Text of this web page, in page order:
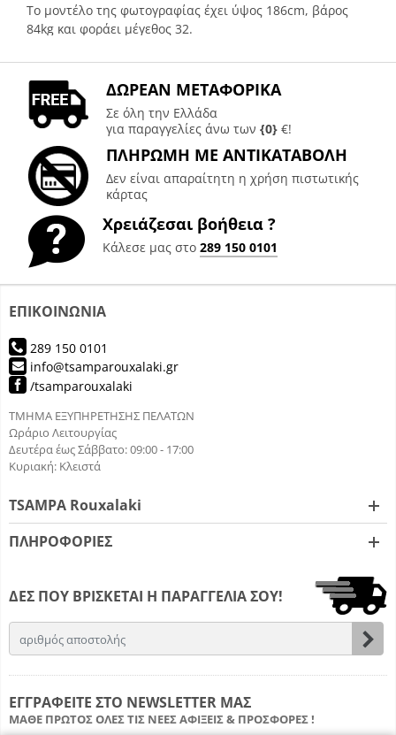
Το μοντέλο της φωτογραφίας έχει ύψος 186cm, βάρος
84kg και φoράει μέγεθος 32.
ΔΙΑΣΤΑΣΕΙΣ ΠΡΟΪΟΝΤΟΣ(σε cm)
ΜΕΓΕΘΟΣ
ΜΕΣΗΜΗΚΟΣ
29
39
96
40
96
31
41
97
32
42
97
33
43
34
44
98
36
46 99
ΔΩΡΕΑΝ ΜΕΤΑΦΟΡΙΚΑ
Σε όλη την Ελλάδα
για παραγγελίες άνω των{0} €!
ΠΛΗΡΩΜΗ ΜΕ ΑΝΤΙΚΑΤΑΒΟΛΗ
Δεν είναι απαραίτητη η χρήση πιστωτικής
κάρτας
Χρειάζεσαι βοήθεια ?
Κάλεσε μας στο289 150 0101
ΕΠΙΚΟΙΝΩΝΙΑ
289 150 0101
info@tsamparouxalaki.gr
/tsamparouxalaki
ΤΜΗΜΑ ΕΞΥΠΗΡΕΤΗΣΗΣ ΠΕΛΑΤΩΝ
Ωράριο Λειτουργίας
Δευτέρα έως Σάββατο: 09:00 - 17:00
Κυριακή: Κλειστά
TSAMPA Rouxalaki
ΠΛΗΡΟΦΟΡΙΕΣ
ΔΕΣ ΠΟΥ ΒΡΙΣΚΕΤΑΙ Η ΠΑΡΑΓΓΕΛΙΑ ΣΟΥ!
Email
ΕΓΓΡΑΦΕΙΤΕ ΣΤΟ NEWSLETTER ΜΑΣ
ΜΑΘΕ ΠΡΩΤΟΣ ΟΛΕΣ ΤΙΣ ΝΕΕΣ ΑΦΙΞΕΙΣ & ΠΡΟΣΦΟΡΕΣ !